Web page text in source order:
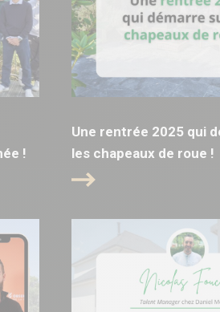
!
Une rentrée 2025 qui
les chapeaux de roue !